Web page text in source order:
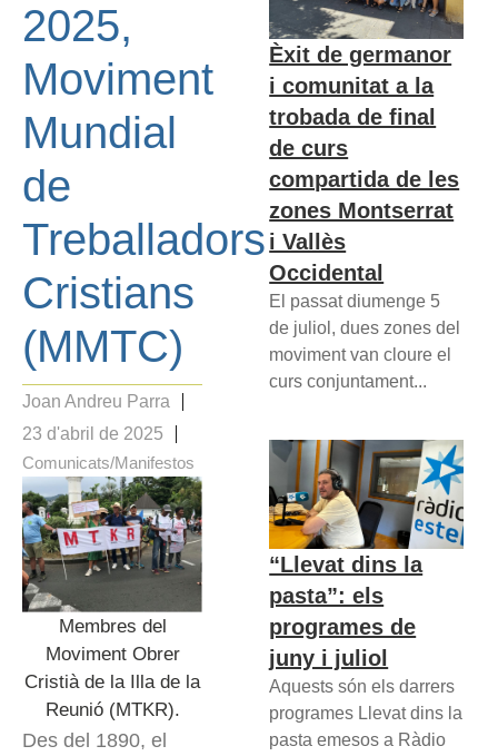
2025,
Moviment
Mundial
de
Treballadors
Cristians
(MMTC)
Joan Andreu Parra
23 d'abril de 2025
Comunicats/Manifestos
Membres del
Moviment Obrer
Cristià de la Illa de la
Reunió (MTKR).
Des del 1890, el
Èxit de germanor
i comunitat a la
trobada de final
de curs
compartida de les
zones Montserrat
i Vallès
Occidental
El passat diumenge 5
de juliol, dues zones del
moviment van cloure el
curs conjuntament...
“Llevat dins la
pasta”: els
programes de
juny i juliol
Aquests són els darrers
programes Llevat dins la
pasta emesos a Ràdio